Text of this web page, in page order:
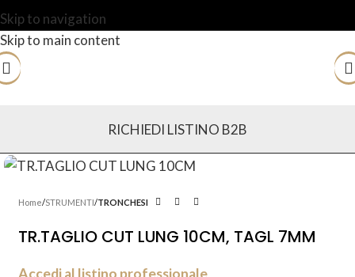
Skip to navigation
Skip to main content
RICHIEDI LISTINO B2B
Home STRUMENTI TRONCHESI
TR.TAGLIO CUT LUNG 10CM, TAGL 7MM
Accedi al listino professionale